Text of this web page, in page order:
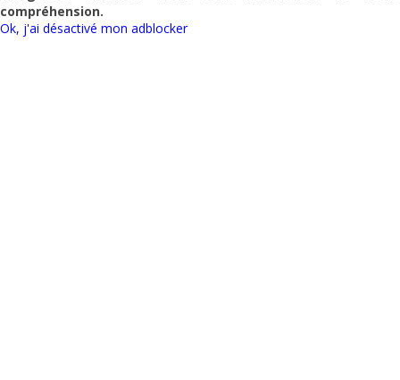
compréhension.
Ok, j'ai désactivé mon adblocker